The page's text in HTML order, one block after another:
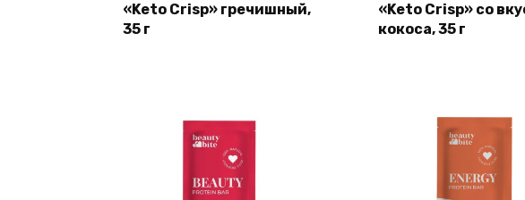
«Keto Crisp» гречишный,
35 г
«Keto Crisp» со
кокоса, 35 г